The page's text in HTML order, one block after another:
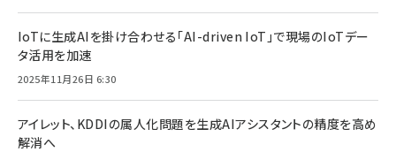
IoTに生成AIを掛け合わせる「AI-driven IoT」で現場のIoTデー
タ活用を加速
2025年11月26日 6:30
アイレット、KDDIの属人化問題を生成AIアシスタントの精度を高め
解消へ